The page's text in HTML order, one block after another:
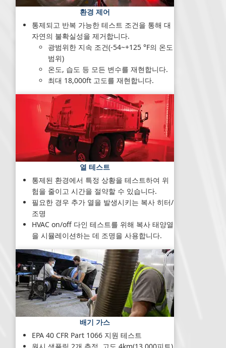
환경 제어
통제되고 반복 가능한 테스트 조건을 통해 대
자연의 불확실성을 제거합니다.
광범위한 지속 조건(-54~+125 °F의 온도
범위)
온도, 습도 등 모든 변수를 재현합니다.
최대 18,000ft 고도를 재현합니다.
열 테스트
통제된 환경에서 특정 상황을 테스트하여 위
험을 줄이고 시간을 절약할 수 있습니다.
필요한 경우 추가 열을 발생시키는 복사 히터/
조명
HVAC on/off 다인 테스트를 위해 복사 태양열
을 시뮬레이션하는 데 조명을 사용합니다.
배기 가스
EPA 40 CFR Part 1066 지원 테스트